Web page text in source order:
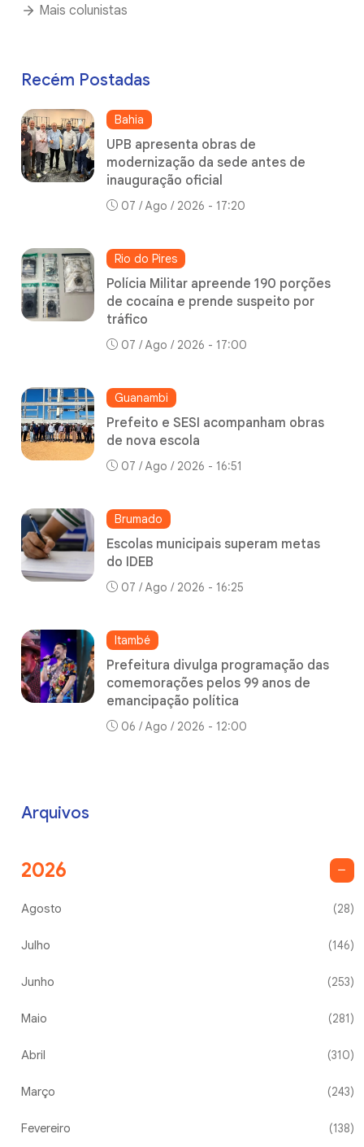
Mais colunistas
Recém Postadas
Bahia
UPB apresenta obras de
modernização da sede antes de
inauguração oficial
07 / Ago / 2026 - 17:20
Rio do Pires
Polícia Militar apreende 190 porções
de cocaína e prende suspeito por
tráfico
07 / Ago / 2026 - 17:00
Guanambi
Prefeito e SESI acompanham obras
de nova escola
07 / Ago / 2026 - 16:51
Brumado
Escolas municipais superam metas
do IDEB
07 / Ago / 2026 - 16:25
Itambé
Prefeitura divulga programação das
comemorações pelos 99 anos de
emancipação política
06 / Ago / 2026 - 12:00
Arquivos
2026
Agosto (28)
Julho (146)
Junho (253)
Maio (281)
Abril (310)
Março (243)
Fevereiro (138)